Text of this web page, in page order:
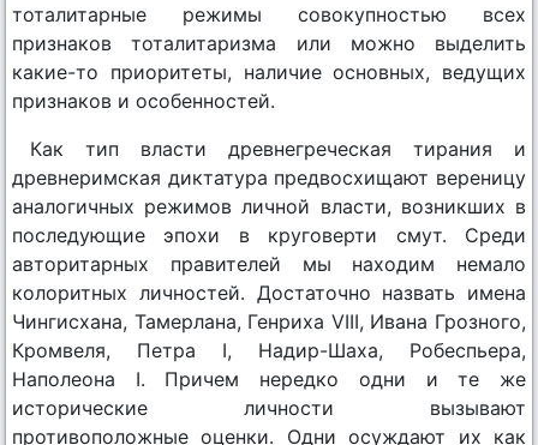
тоталитарные режимы совокупностью всех
признаков тоталитаризма или можно выделить
какие-то приоритеты, наличие основных, ведущих
признаков и особенностей.
Как тип власти древнегреческая тирания и
древнеримская диктатура предвосхищают вереницу
аналогичных режимов личной власти, возникших в
последующие эпохи в круговерти смут. Среди
авторитарных правителей мы находим немало
колоритных личностей. Достаточно назвать имена
Чингисхана, Тамерлана, Генриха VIII, Ивана Грозного,
Кромвеля, Петра I, Надир-Шаха, Робеспьера,
Наполеона I. Причем нередко одни и те же
исторические личности вызывают
противоположные оценки. Одни осуждают их как